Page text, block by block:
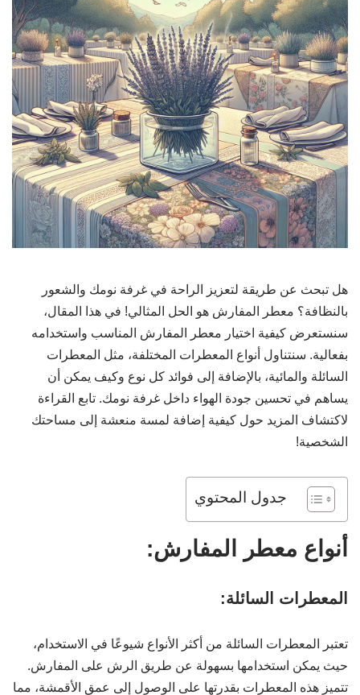
هل تبحث عن طريقة لتعزيز الراحة في غرفة نومك والشعور
بالنظافة؟ معطر المفارش هو الحل المثالي! في هذا المقال،
سنستعرض كيفية اختيار معطر المفارش المناسب واستخدامه
بفعالية. سنتناول أنواع المعطرات المختلفة، مثل المعطرات
السائلة والمائية، بالإضافة إلى فوائد كل نوع وكيف يمكن أن
يساهم في تحسين جودة الهواء داخل غرفة نومك. تابع القراءة
لاكتشاف المزيد حول كيفية إضافة لمسة منعشة إلى مساحتك
الشخصية!
جدول المحتوي
أنواع معطر المفارش:
المعطرات السائلة:
تعتبر المعطرات السائلة من أكثر الأنواع شيوعًا في الاستخدام،
حيث يمكن استخدامها بسهولة عن طريق الرش على المفارش.
تتميز هذه المعطرات بقدرتها على الوصول إلى عمق الأقمشة، مما